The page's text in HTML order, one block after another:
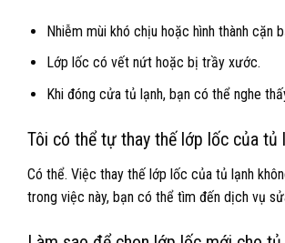
Nhiễm mùi khó chịu hoặc hình thành cặn
Lớp lốc có vết nứt hoặc bị trầy xước.
Khi đóng cửa tủ lạnh, bạn có thể nghe
Tôi có thể tự thay thế lớp lốc của tủ
Có thể. Việc thay thế lớp lốc của tủ lạnh
trong việc này, bạn có thể tìm đến dịch vụ